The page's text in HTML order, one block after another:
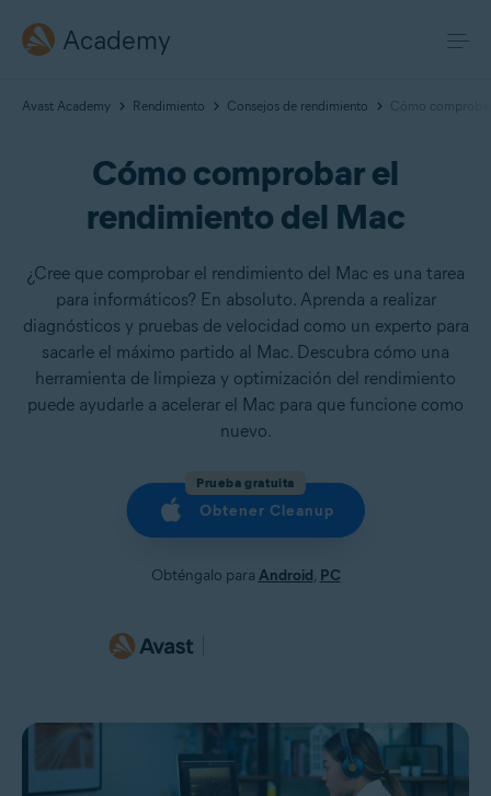
Academy
Avast Academy Rendimiento Consejos de rendimiento Cómo
Cómo comprobar el
rendimiento del Mac
¿Cree que comprobar el rendimiento del Mac es una tarea
para informáticos? En absoluto. Aprenda a realizar
diagnósticos y pruebas de velocidad como un experto para
sacarle el máximo partido al Mac. Descubra cómo una
herramienta de limpieza y optimización del rendimiento
puede ayudarle a acelerar el Mac para que funcione como
nuevo.
Prueba gratuita
Obtener Cleanup
Obténgalo para Android, PC